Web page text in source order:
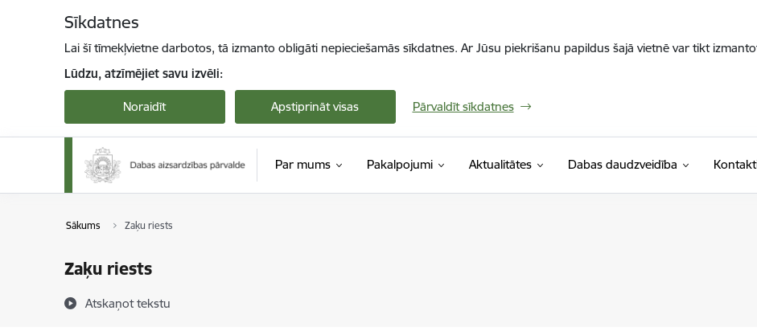
Sīkdatnes
Lai šī tīmekļvietne darbotos, tā izmanto obligāti nepieciešamās sīkdatnes. Ar Jūsu piekrišanu papildus šajā vietnē var tikt
Lūdzu, atzīmējiet savu izvēli:
Noraidīt Apstiprināt visas Pārvaldīt sīkdatnes
Par mums Pakalpojumi Aktualitātes Dabas daudzveidība
Sākums Zaķu riests
Zaķu riests
Atskaņot tekstu